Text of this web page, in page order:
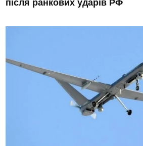
після ранкових ударів РФ